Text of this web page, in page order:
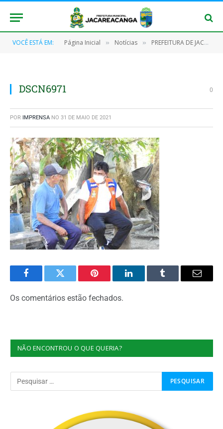
VOCÊ ESTÁ EM: Página Inicial » Notícias » PREFEITURA DE JACAREACANGA EM PARCERIA COM A DEFESA CIVIL DO MUNICIPIO ENTREGAM MAIS DE 100 CESTAS BASICAS PARA FAMILIAS DE AREAS DE RISCO
DSCN6971 0
POR IMPRENSA NO 31 DE MAIO DE 2021
FacebookTwitter Pinterest O
Tumblr
E-
Os comentários estão fechados.
NÃO ENCONTROU O QUE QUERIA?